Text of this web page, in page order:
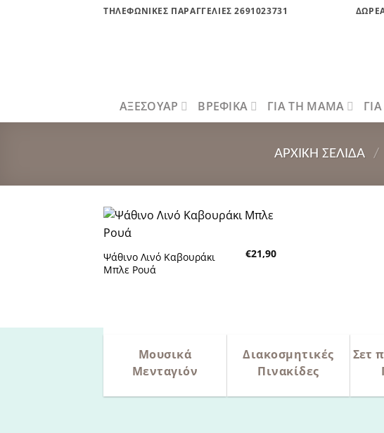
ΤΗΛΕΦΩΝΙΚΕΣ ΠΑΡΑΓΓΕΛΙΕΣ 2691023731
ΑΞΕΣΟΥΑΡ ΒΡΕΦΙΚΑ ΓΙΑ ΤΗ ΜΑΜΑ
ΑΡΧΙΚΉ ΣΕΛΊΔΑ /
στην λίστα
Ψάθινο Λινό Καβουράκι
Μπλε Ρουά
€21,90
Μουσικά
Μενταγιόν
Διακοσμητικές
Πινακίδες
Σετ